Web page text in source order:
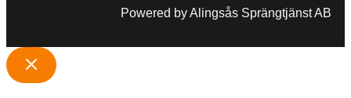
Powered by Alingsås Sprängtjänst AB